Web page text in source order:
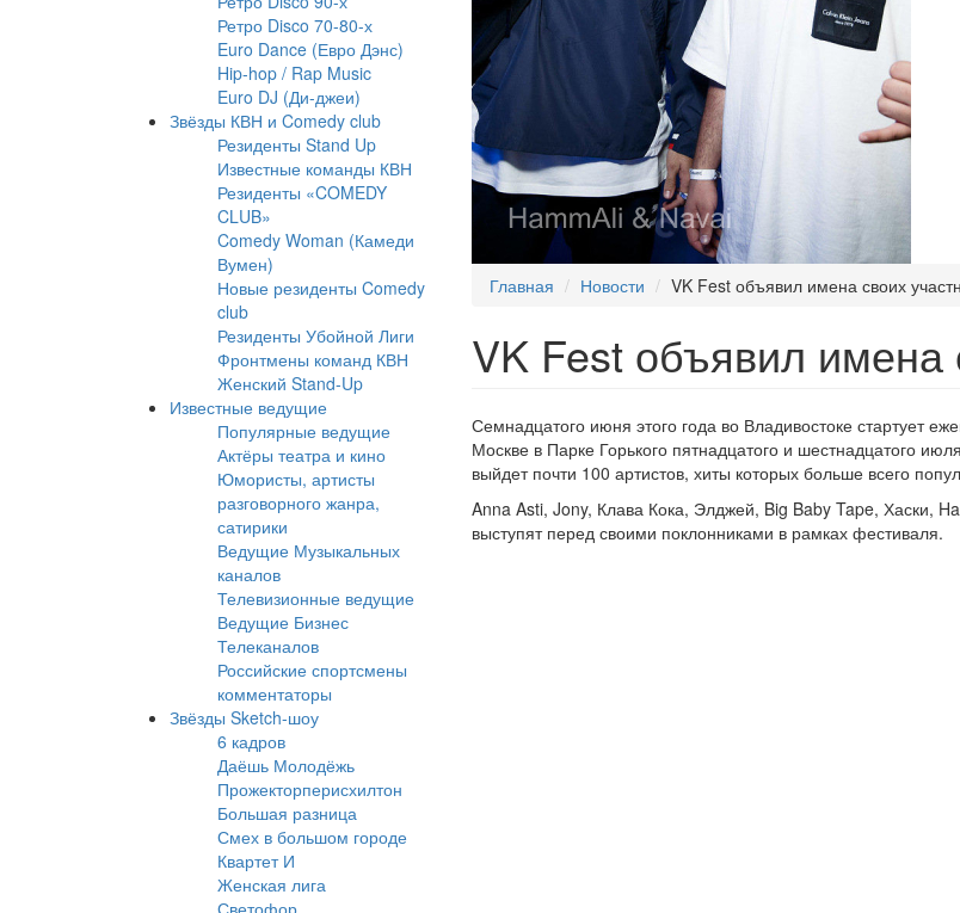
Ретро Disco 70-80-х
Euro Dance (Евро Дэнс)
Hip-hop / Rap Music
Euro DJ (Ди-джеи)
Звёзды КВН и Comedy club
Резиденты Stand Up
Известные команды КВН
Резиденты «COMEDY
CLUB»
Comedy Woman (Камеди
Вумен)
Новые резиденты Comedy
club
Резиденты Убойной Лиги
Фронтмены команд КВН
Женский Stand-Up
Известные ведущие
Популярные ведущие
Актёры театра и кино
Юмористы, артисты
разговорного жанра,
сатирики
Ведущие Музыкальных
каналов
Телевизионные ведущие
Ведущие Бизнес
Телеканалов
Российские спортсмены
комментаторы
Звёзды Sketch-шоу
6 кадров
Даёшь Молодёжь
Прожекторперисхилтон
Большая разница
Смех в большом городе
Квартет И
Женская лига
Главная Новости VK Fest объявил имена своих
VK Fest объявил имена
Семнадцатого июня этого года во Владивостоке стартует
Москве в Парке Горького пятнадцатого и шестнадцатого
выйдет почти 100 артистов, хиты которых больше всего
Anna Asti, Jony, Клава Кока, Элджей, Big Baby Tape, Хаски,
выступят перед своими поклонниками в рамках фестиваля.